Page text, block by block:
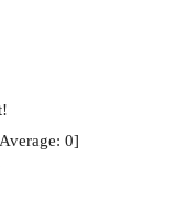
Average: 0]